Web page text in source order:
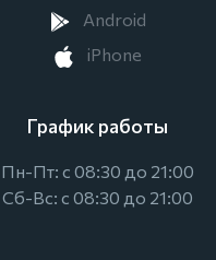
Android
iPhone
График работы
Пн-Пт: с 08:30 до 21:00
Сб-Вс: с 08:30 до 21:00